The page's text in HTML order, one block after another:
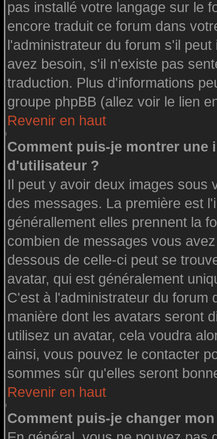
pas installé votre langage sur le
encore traduit ce forum dans
l'administrateur du forum s'il
avez besoin, s'il n'existe pas
traduction. Plus d'informations
groupe phpBB (allez voir le lien
Revenir en haut
Comment puis-je montrer une
d'utilisateur ?
Il peut y avoir deux images sous
des messages. La première est
générallement elles prennent la
combien de messages vous
dessous de celle-ci peut se
avatar, qui est généralement
C'est à l'administrateur du forum
manière dont les avatars seront
utilisez un avatar, cela voudra
ainsi, vous pouvez le contacter
sommes sûr qu'elles seront
Revenir en haut
Comment puis-je changer